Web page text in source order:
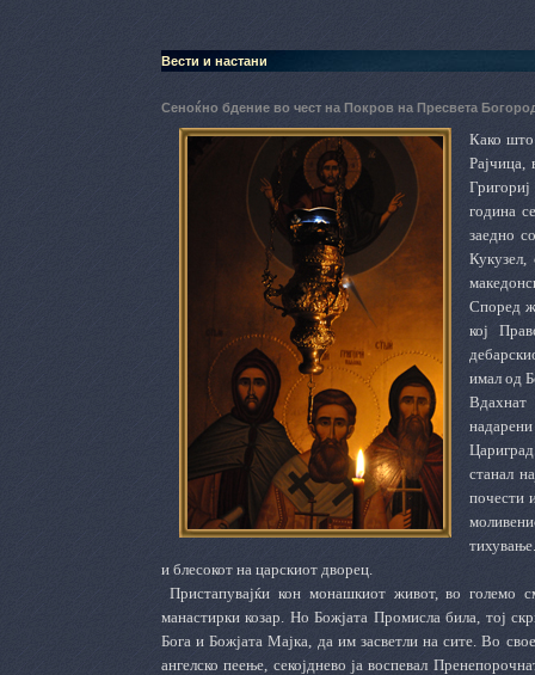
Вести и настани
Сеноќно бдение во чест на Покров на Пресвета
Како што
Рајчица,
година
заедно
Кукузел,
Според
кој
имал од
Вдахнат
станал
почести
и блесокот на царскиот дворец.
Пристапувајќи кон монашкиот живот, во големо
манастирки козар. Но Божјата Промисла била, тој
Бога и Божјата Мајка, да им засветли на сите. Во
ангелско пеење, секојднево ја воспевал